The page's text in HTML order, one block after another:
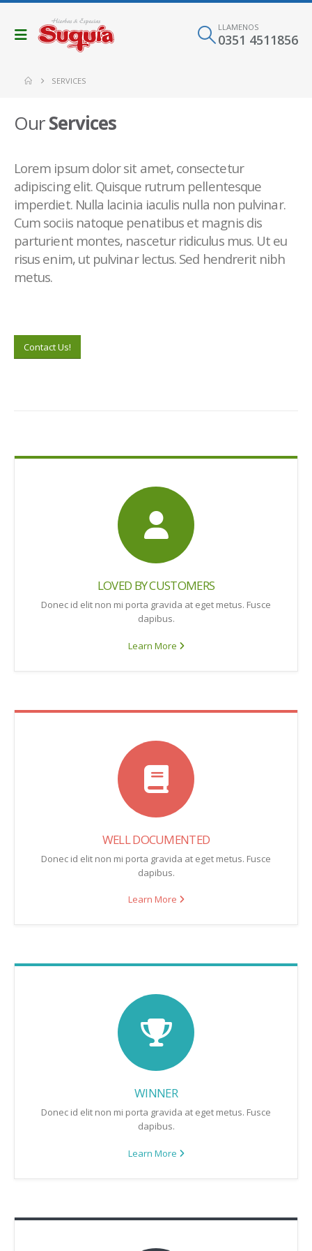
LLAMENOS
0351 4511856
SERVICES
OurServices
Lorem ipsum dolor sit amet, consectetur
adipiscing elit. Quisque rutrum pellentesque
imperdiet. Nulla lacinia iaculis nulla non pulvinar.
Cum sociis natoque penatibus et magnis dis
parturient montes, nascetur ridiculus mus. Ut eu
risus enim, ut pulvinar lectus. Sed hendrerit nibh
metus.
Contact Us!
LOVED BY CUSTOMERS
Donec id elit non mi porta gravida at eget metus. Fusce
dapibus.
Learn More
WELL DOCUMENTED
Donec id elit non mi porta gravida at eget metus. Fusce
dapibus.
Learn More
WINNER
Donec id elit non mi porta gravida at eget metus. Fusce
dapibus.
Learn More